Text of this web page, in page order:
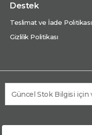
Destek
Teslimat ve İade Politikası
Gizlilik Politikası